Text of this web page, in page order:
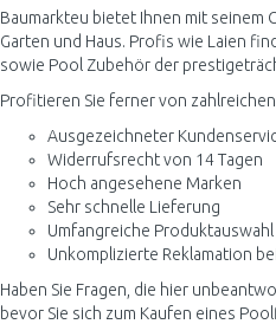
Baumarkteu bietet Ihnen mit seinem
Garten und Haus. Profis wie Laien
sowie Pool Zubehör der
Profitieren Sie ferner von
Ausgezeichneter
Widerrufsrecht von 14 Tagen
Hoch angesehene Marken
Sehr schnelle Lieferung
Umfangreiche Produktauswahl
Unkomplizierte Reklamation
Haben Sie Fragen, die hier
bevor Sie sich zum Kaufen eines